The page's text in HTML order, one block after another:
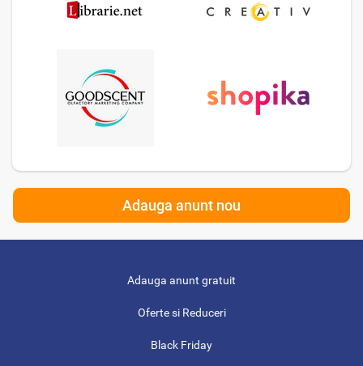
Adauga anunt nou
Adauga anunt gratuit
Oferte si Reduceri
Black Friday